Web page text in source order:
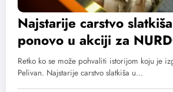
Najstarije carstvo
ponovo u akciji za
proslavio rođendan
Retko ko se može pohvaliti istorijom koju je
Pelivan. Najstarije carstvo slatkiša u…